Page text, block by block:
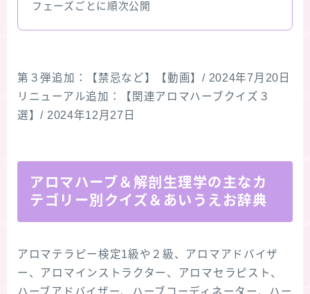
フェーズごとに順次公開
第３弾追加：【禁忌など】【動画】/ 2024年7月20日
リニューアル追加：【関連アロマハーブクイズ３
選】/ 2024年12月27日
アロマハーブ＆解剖生理学の主なカ
テゴリー別クイズ＆あいうえお辞典
アロマテラピー検定1級や２級、アロマアドバイザ
ー、アロマインストラクター、アロマセラピスト、
ハーブアドバイザー、ハーブコーディネーター、ハー